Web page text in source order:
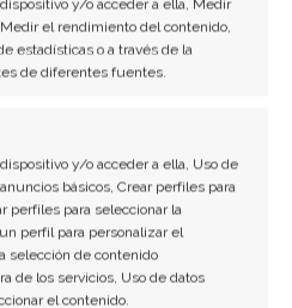
y/o acceder a ella, Medir
el rendimiento del contenido,
estadísticas o a través de la
de diferentes fuentes.
y/o acceder a ella, Uso de
básicos, Crear perfiles para
perfiles para seleccionar la
perfil para personalizar el
selección de contenido
de los servicios, Uso de datos
el contenido.
Torres Díaz
especializado en
virtual y tendencias de
de 10 años cubriendo la
española.